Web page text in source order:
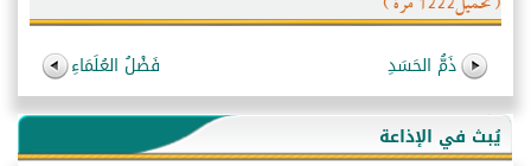
ذَمُّ الحَسَدِ فَضْلُ العُلَمَاءِ
يُبث في الإذاعة